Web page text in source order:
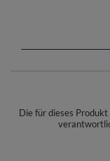
der Steg aus
in der Mitte mit
regulierbare,
Hinterteil aus
die
Die für dieses Produkt